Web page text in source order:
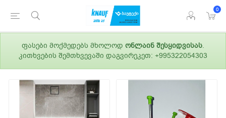
0
ფასები მოქმედებს მხოლოდ ონლაინ შესყიდვისას.
კითხვების შემთხვევაში დაგვირეკეთ: +995322054303